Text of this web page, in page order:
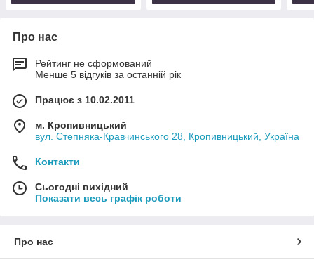
Про нас
Рейтинг не сформований
Менше 5 відгуків за останній рік
Працює з 10.02.2011
м. Кропивницький
вул. Степняка-Кравчинського 28, Кропивницький, Україна
Контакти
Сьогодні вихідний
Показати весь графік роботи
Про нас